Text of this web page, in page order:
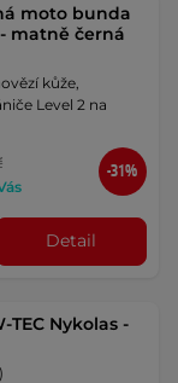
moto bunda
matně černá
kůže,
Level 2 na
-31%
Detail
Nykolas -